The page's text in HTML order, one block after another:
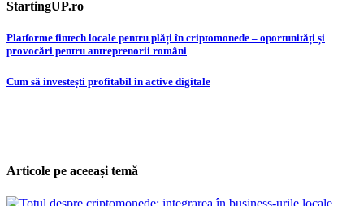
StartingUP.ro
Post
navigation
Platforme fintech locale pentru plăți în criptomonede – oportunități și
provocări pentru antreprenorii români
Cum să investești profitabil în active digitale
Articole pe aceeași temă